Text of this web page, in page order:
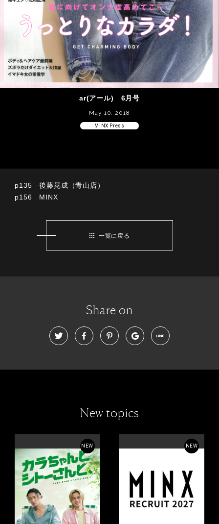
ar(アール) 6月号
May 10, 2018
MINX Press
p135 後藤晃成（青山店）
p156 MINX
一覧に戻る
Share on
New topics
NEW NEW